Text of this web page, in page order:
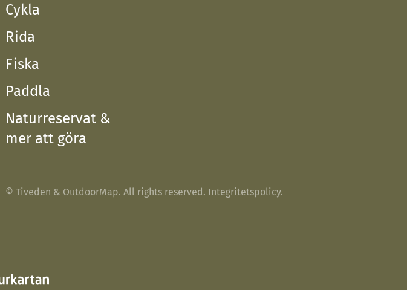
Cykla
Rida
Fiska
Paddla
Naturreservat &
mer att göra
© Tiveden & OutdoorMap. All rights reserved. Integritetspolicy.